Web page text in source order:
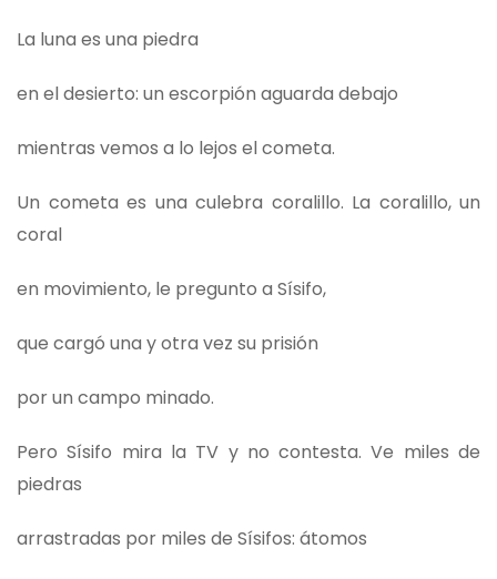
La luna es una piedra
en el desierto: un escorpión aguarda debajo
mientras vemos a lo lejos el cometa.
Un cometa es una culebra coralillo. La coralillo, un
coral
en movimiento, le pregunto a Sísifo,
que cargó una y otra vez su prisión
por un campo minado.
Pero Sísifo mira la TV y no contesta. Ve miles de
piedras
arrastradas por miles de Sísifos: átomos